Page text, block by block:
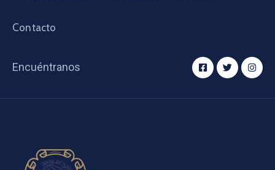
Contacto
Encuéntranos